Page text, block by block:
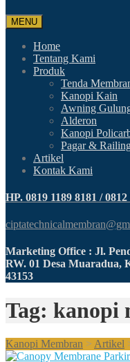
MENU
Home
Tentang Kami
Produk
Tenda
Kanopi Kain
Awning
Alderon
Kanopi
Pagar &
Artikel
Kontak Kami
HP. 0819 1189 8181 /
Marketing Office : Jl.
RW. 01 Desa Muaradua,
43153
Tag: kanopi
Kanopi Membran > Artikel